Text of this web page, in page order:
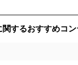
関するおすすめコ